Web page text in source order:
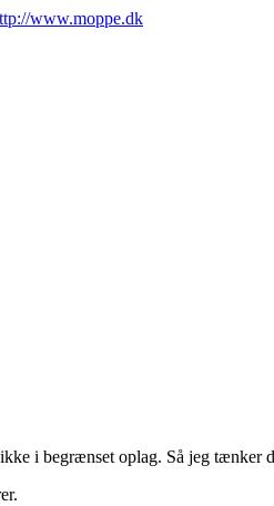
www.moppe.dk
i begrænset oplag. Så jeg tænker